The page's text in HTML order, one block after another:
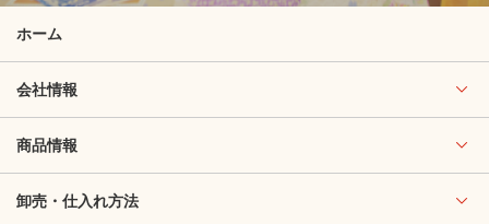
ホーム
会社情報
商品情報
卸売・仕入れ方法